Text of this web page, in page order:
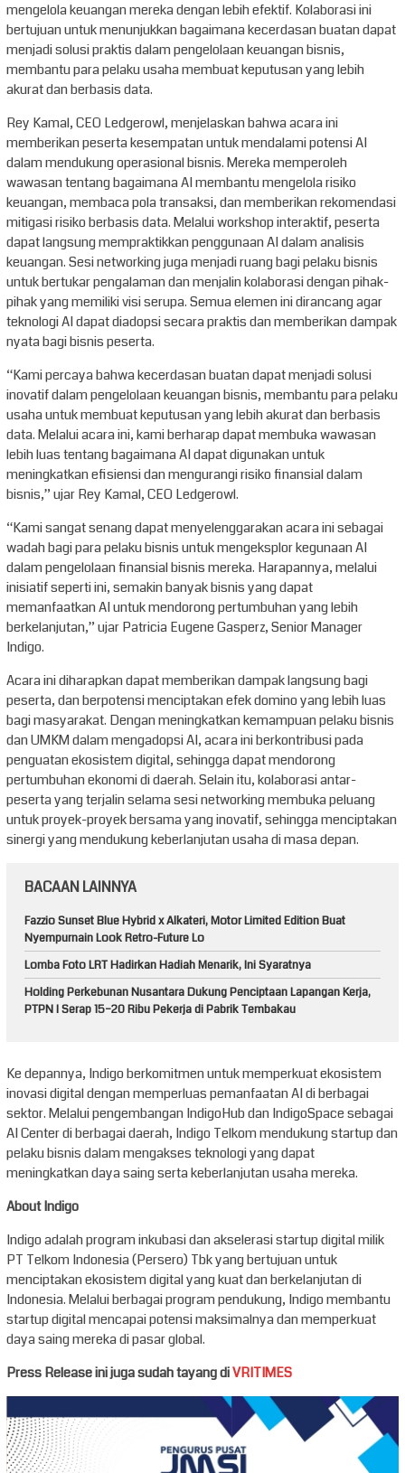
mengelola keuangan mereka dengan lebih efektif. Kolaborasi ini
bertujuan untuk menunjukkan bagaimana kecerdasan buatan dapat
menjadi solusi praktis dalam pengelolaan keuangan bisnis,
membantu para pelaku usaha membuat keputusan yang lebih
akurat dan berbasis data.
Rey Kamal, CEO Ledgerowl, menjelaskan bahwa acara ini
memberikan peserta kesempatan untuk mendalami potensi AI
dalam mendukung operasional bisnis. Mereka memperoleh
wawasan tentang bagaimana AI membantu mengelola risiko
keuangan, membaca pola transaksi, dan memberikan rekomendasi
mitigasi risiko berbasis data. Melalui workshop interaktif, peserta
dapat langsung mempraktikkan penggunaan AI dalam analisis
keuangan. Sesi networking juga menjadi ruang bagi pelaku bisnis
untuk bertukar pengalaman dan menjalin kolaborasi dengan pihak-
pihak yang memiliki visi serupa. Semua elemen ini dirancang agar
teknologi AI dapat diadopsi secara praktis dan memberikan dampak
nyata bagi bisnis peserta.
“Kami percaya bahwa kecerdasan buatan dapat menjadi solusi
inovatif dalam pengelolaan keuangan bisnis, membantu para pelaku
usaha untuk membuat keputusan yang lebih akurat dan berbasis
data. Melalui acara ini, kami berharap dapat membuka wawasan
lebih luas tentang bagaimana AI dapat digunakan untuk
meningkatkan efisiensi dan mengurangi risiko finansial dalam
bisnis,” ujar Rey Kamal, CEO Ledgerowl.
“Kami sangat senang dapat menyelenggarakan acara ini sebagai
wadah bagi para pelaku bisnis untuk mengeksplor kegunaan AI
dalam pengelolaan finansial bisnis mereka. Harapannya, melalui
inisiatif seperti ini, semakin banyak bisnis yang dapat
memanfaatkan AI untuk mendorong pertumbuhan yang lebih
berkelanjutan,” ujar Patricia Eugene Gasperz, Senior Manager
Indigo.
Acara ini diharapkan dapat memberikan dampak langsung bagi
peserta, dan berpotensi menciptakan efek domino yang lebih luas
bagi masyarakat. Dengan meningkatkan kemampuan pelaku bisnis
dan UMKM dalam mengadopsi AI, acara ini berkontribusi pada
penguatan ekosistem digital, sehingga dapat mendorong
pertumbuhan ekonomi di daerah. Selain itu, kolaborasi antar-
peserta yang terjalin selama sesi networking membuka peluang
untuk proyek-proyek bersama yang inovatif, sehingga menciptakan
sinergi yang mendukung keberlanjutan usaha di masa depan.
BACAAN LAINNYA
Fazzio Sunset Blue Hybrid x Alkateri, Motor Limited Edition Buat
Nyempurnain Look Retro-Future Lo
Lomba Foto LRT Hadirkan Hadiah Menarik, Ini Syaratnya
Holding Perkebunan Nusantara Dukung Penciptaan Lapangan Kerja,
PTPN I Serap 15–20 Ribu Pekerja di Pabrik Tembakau
Ke depannya, Indigo berkomitmen untuk memperkuat ekosistem
inovasi digital dengan memperluas pemanfaatan AI di berbagai
sektor. Melalui pengembangan IndigoHub dan IndigoSpace sebagai
AI Center di berbagai daerah, Indigo Telkom mendukung startup dan
pelaku bisnis dalam mengakses teknologi yang dapat
meningkatkan daya saing serta keberlanjutan usaha mereka.
About Indigo
Indigo adalah program inkubasi dan akselerasi startup digital milik
PT Telkom Indonesia (Persero) Tbk yang bertujuan untuk
menciptakan ekosistem digital yang kuat dan berkelanjutan di
Indonesia. Melalui berbagai program pendukung, Indigo membantu
startup digital mencapai potensi maksimalnya dan memperkuat
daya saing mereka di pasar global.
Press Release ini juga sudah tayang diVRITIMES